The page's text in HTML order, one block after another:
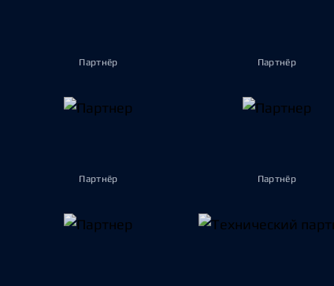
Партнёр Партнёр
Партнёр Партнёр